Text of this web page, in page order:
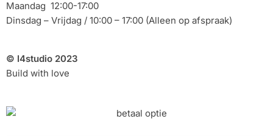
Maandag 12:00-17:00
Dinsdag – Vrijdag / 10:00 – 17:00 (Alleen op afspraak)
© I4studio 2023
Build with love